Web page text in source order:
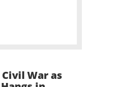
War as